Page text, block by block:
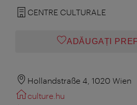
CENTRE CULTURALE
ADĂUGAȚI
Hollandstraße 4, 1020 Wien
culture.hu